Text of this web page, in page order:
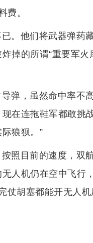
费。
。他们将武器弹药
掉的所谓“重要军
弹，虽然命中率不
在连拖鞋军都敢挑
狼狈。”
照目前的速度，双
人机仍在空中飞行
仗胡塞都能开无人机